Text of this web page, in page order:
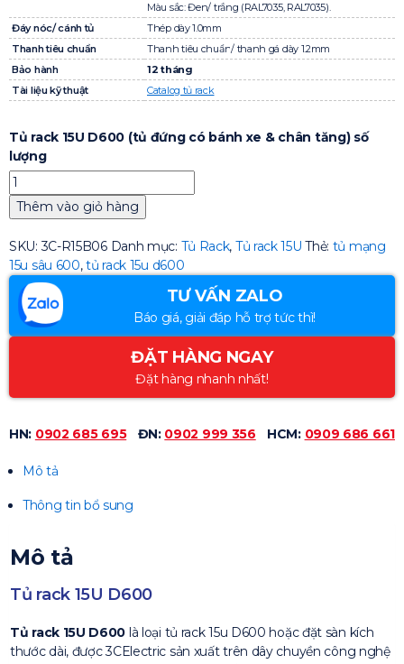
Màu sắc: Đen/ trắng (RAL7035, RAL7035).
Đáy nóc/ cánh tủ
Thép dày 1.0mm
Thanh tiêu chuẩn
Thanh tiêu chuẩn/ thanh gá dày 1.2mm
Bảo hành
12 tháng
Tài liệu kỹ thuật
Catalog tủ rack
Tủ rack 15U D600 (tủ đứng có bánh xe & chân tăng) số
lượng
Thêm vào giỏ hàng
SKU:3C-R15B06 Danh mục: Tủ Rack, Tủ rack 15U Thẻ: tủ mạng
15u sâu 600,tủ rack 15u d600
TƯ VẤN ZALO
Báo giá, giải đáp hỗ trợ tức thì!
ĐẶT HÀNG NGAY
Đặt hàng nhanh nhất!
HN: 0902 685 695 ĐN: 0902 999 356 HCM: 0909 686 661
Mô tả
Thông tin bổ sung
Mô tả
Tủ rack 15U D600
Tủ rack 15U D600 là loại tủ rack 15u D600 hoặc đặt sàn kích
thước dài, được 3CElectric sản xuất trên dây chuyền công nghệ